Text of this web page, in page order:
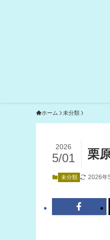
ホーム 未分類
栗
2026
5/01
未分類 2026年